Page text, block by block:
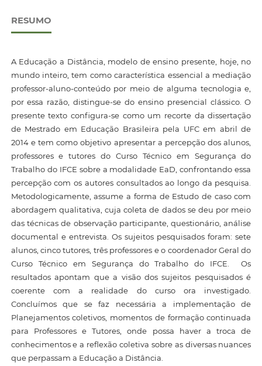
RESUMO
A Educação a Distância, modelo de ensino presente, hoje, no
mundo inteiro, tem como característica essencial a mediação
professor-aluno-conteúdo por meio de alguma tecnologia e,
por essa razão, distingue-se do ensino presencial clássico. O
presente texto configura-se como um recorte da dissertação
de Mestrado em Educação Brasileira pela UFC em abril de
2014 e tem como objetivo apresentar a percepção dos alunos,
professores e tutores do Curso Técnico em Segurança do
Trabalho do IFCE sobre a modalidade EaD, confrontando essa
percepção com os autores consultados ao longo da pesquisa.
Metodologicamente, assume a forma de Estudo de caso com
abordagem qualitativa, cuja coleta de dados se deu por meio
das técnicas de observação participante, questionário, análise
documental e entrevista. Os sujeitos pesquisados foram: sete
alunos, cinco tutores, três professores e o coordenador Geral do
Curso Técnico em Segurança do Trabalho do IFCE. Os
resultados apontam que a visão dos sujeitos pesquisados é
coerente com a realidade do curso ora investigado.
Concluímos que se faz necessária a implementação de
Planejamentos coletivos, momentos de formação continuada
para Professores e Tutores, onde possa haver a troca de
conhecimentos e a reflexão coletiva sobre as diversas nuances
que perpassam a Educação a Distância.